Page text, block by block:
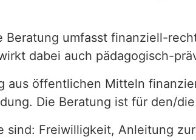
Beratung umfasst finanziell-
dabei auch pädagogisch-
aus öffentlichen Mitteln
Die Beratung ist für den/
sind: Freiwilligkeit, Anleitung